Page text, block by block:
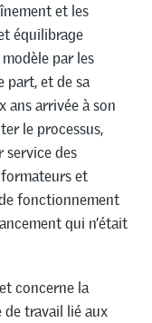
et les
équilibrage
par les
part, et de sa
ans arrivée à son
le processus,
des
et
fonctionnement
qui n’était
concerne la
de travail lié aux